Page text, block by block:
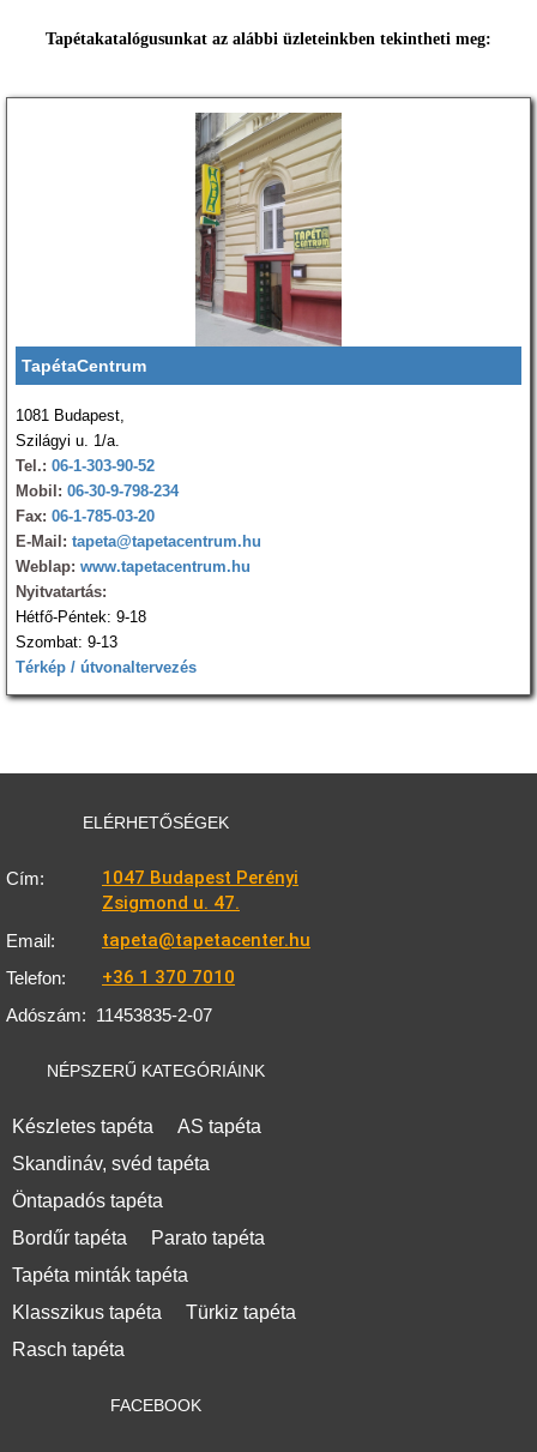
Tapétakatalógusunkat az alábbi üzleteinkben tekintheti meg:
TapétaCentrum
1081 Budapest,
Szilágyi u. 1/a.
Tel.: 06-1-303-90-52
Mobil: 06-30-9-798-234
Fax: 06-1-785-03-20
E-Mail: tapeta@tapetacentrum.hu
Weblap: www.tapetacentrum.hu
Nyitvatartás:
Hétfő-Péntek: 9-18
Szombat: 9-13
Térkép / útvonaltervezés
ELÉRHETŐSÉGEK
Cím:
1047 Budapest Perényi
Zsigmond u. 47.
Email: tapeta@tapetacenter.hu
Telefon: +36 1 370 7010
Adószám: 11453835-2-07
NÉPSZERŰ KATEGÓRIÁINK
Készletes tapéta
AS tapéta
Skandináv, svéd tapéta
Öntapadós tapéta
Bordűr tapéta
Parato tapéta
Tapéta minták tapéta
Klasszikus tapéta
Türkiz tapéta
Rasch tapéta
FACEBOOK